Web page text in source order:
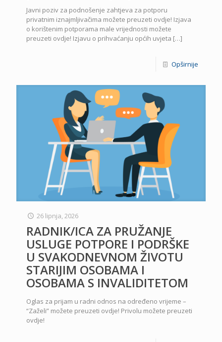
Javni poziv za podnošenje zahtjeva za potporu
privatnim iznajmljivačima možete preuzeti ovdje! Izjava
o korištenim potporama male vrijednosti možete
preuzeti ovdje! Izjavu o prihvaćanju općih uvjeta […]
Opširnije
26 lipnja, 2026
RADNIK/ICA ZA PRUŽANJE
USLUGE POTPORE I PODRŠKE
U SVAKODNEVNOM ŽIVOTU
STARIJIM OSOBAMA I
OSOBAMA S INVALIDITETOM
Oglas za prijam u radni odnos na određeno vrijeme –
“Zaželi” možete preuzeti ovdje! Privolu možete preuzeti
ovdje!